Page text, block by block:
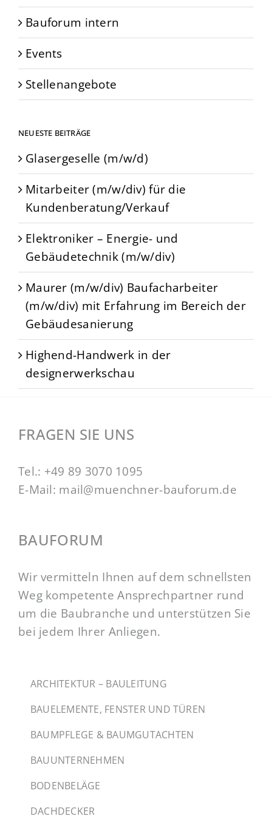
Bauforum intern
Events
Stellenangebote
NEUESTE BEITRÄGE
Glasergeselle (m/w/d)
Mitarbeiter (m/w/div) für die
Kundenberatung/Verkauf
Elektroniker – Energie- und
Gebäudetechnik (m/w/div)
Maurer (m/w/div) Baufacharbeiter
(m/w/div) mit Erfahrung im Bereich der
Gebäudesanierung
Highend-Handwerk in der
designerwerkschau
FRAGEN SIE UNS
Tel.: +49 89 3070 1095
E-Mail: mail@muenchner-bauforum.de
BAUFORUM
Wir vermitteln Ihnen auf dem schnellsten
Weg kompetente Ansprechpartner rund
um die Baubranche und unterstützen Sie
bei jedem Ihrer Anliegen.
ARCHITEKTUR – BAULEITUNG
BAUELEMENTE, FENSTER UND TÜREN
BAUMPFLEGE & BAUMGUTACHTEN
BAUUNTERNEHMEN
BODENBELÄGE
DACHDECKER